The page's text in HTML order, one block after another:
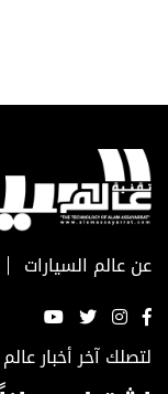
عن عالم السيارات
لتصلك آخر أخبار